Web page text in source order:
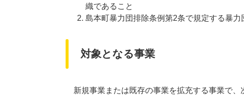
織であること
島本町暴力団排除条例第2条で規定する暴
対象となる事業
新規事業または既存の事業を拡充する事業で、